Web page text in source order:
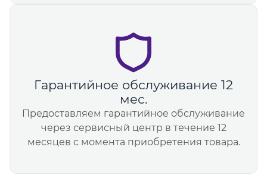
Гарантийное обслуживание 12
мес.
Предоставляем гарантийное обслуживание
через сервисный центр в течение 12
месяцев с момента приобретения товара.